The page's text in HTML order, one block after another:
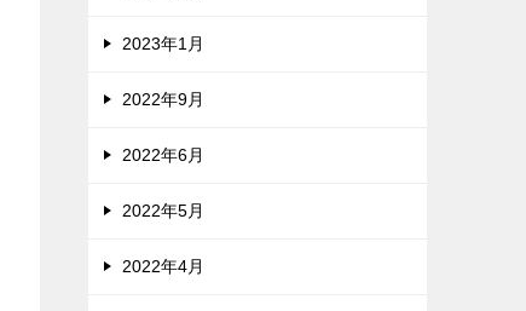
2023年1月
2022年9月
2022年6月
2022年5月
2022年4月